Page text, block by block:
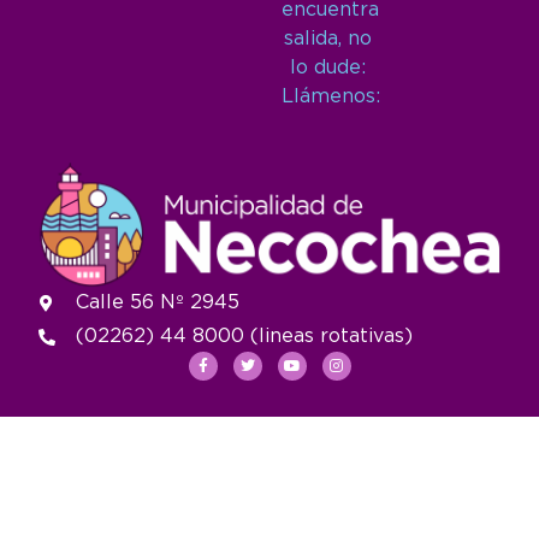
encuentra
salida, no
lo dude:
Llámenos:
Calle 56 Nº 2945
(02262) 44 8000 (lineas rotativas)